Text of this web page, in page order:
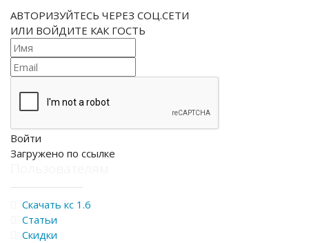
АВТОРИЗУЙТЕСЬ ЧЕРЕЗ СОЦ.СЕТИ
ИЛИ ВОЙДИТЕ КАК ГОСТЬ
Войти
Загружено по ссылке
Скачать кс 1.6
Статьи
Скидки